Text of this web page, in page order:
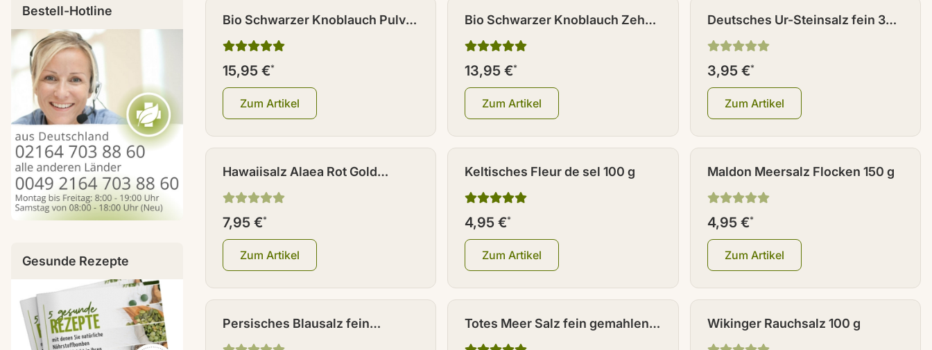
Bio Schwarzer Knoblauch Pulver
100 g
15,95 €*
Zum Artikel
Bio Schwarzer Knoblauch Zehen
100 g
13,95 €*
Zum Artikel
Deutsches Ur-Steinsalz fein 300
g
3,95 €*
Zum Artikel
Hawaiisalz Alaea Rot Gold
(Dekorsalz) 100 g
7,95 €*
Zum Artikel
Keltisches Fleur de sel 100 g
4,95 €*
Zum Artikel
Maldon Meersalz Flocken 150 g
4,95 €*
Zum Artikel
Persisches Blausalz fein
gemahlen 200g
Totes Meer Salz fein gemahlen
1000 g
Wikinger Rauchsalz 100 g
Bestell-Hotline
Gesunde Rezepte